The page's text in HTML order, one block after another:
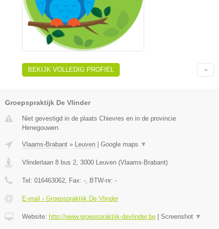
BEKIJK VOLLEDIG PROFIEL
Groepspraktijk De Vlinder
Niet gevestigd in de plaats Chievres en in de provincie
Henegouwen.
Vlaams-Brabant » Leuven Google maps ▼
Vlinderlaan 8 bus 2, 3000 Leuven (Vlaams-Brabant)
Tel: 016463062, Fax: -, BTW-nr: -
E-mail › Groepspraktijk De Vlinder
Website: http://www.groepspraktijk-devlinder.be Screenshot ▼